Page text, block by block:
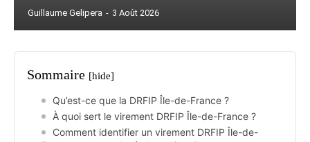
Guillaume Gelipera - 3 Août 2026
Sommaire [hide]
Qu’est-ce que la DRFIP Île-de-France ?
À quoi sert le virement DRFIP Île-de-France ?
Comment identifier un virement DRFIP Île-de-